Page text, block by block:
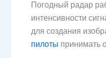
Погодный радар
интенсивности
для создания
пилоты принимать